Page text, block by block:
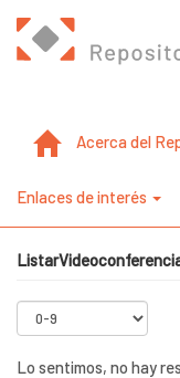
Acerca del
Enlaces de interés
Lo sentimos, no hay